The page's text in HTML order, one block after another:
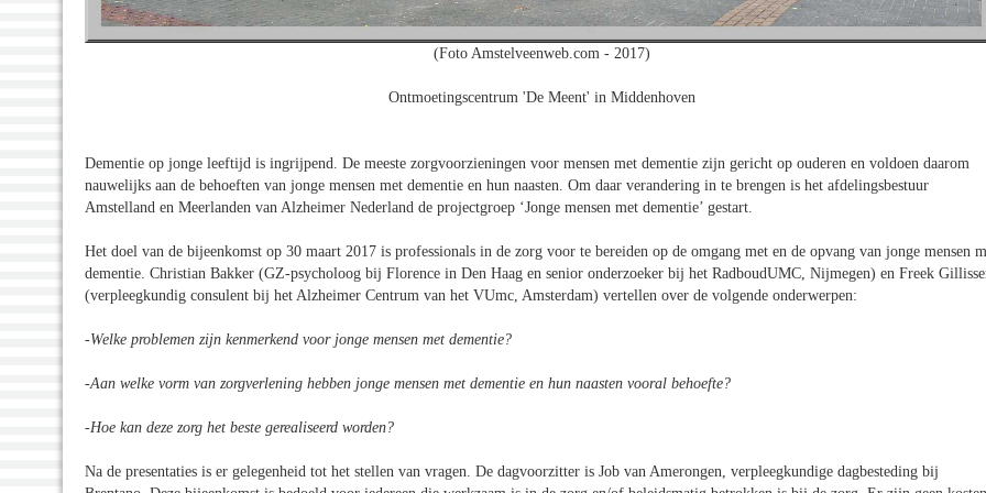
(Foto Amstelveenweb.com - 2017)
Ontmoetingscentrum 'De Meent' in Middenhoven
Dementie op jonge leeftijd is ingrijpend. De meeste zorgvoorzieningen voor mensen met dementie zijn gericht op ouderen en voldoen daarom
nauwelijks aan de behoeften van jonge mensen met dementie en hun naasten. Om daar verandering in te brengen is het afdelingsbestuur
Amstelland en Meerlanden van Alzheimer Nederland de projectgroep ‘Jonge mensen met dementie’ gestart.
Het doel van de bijeenkomst op 30 maart 2017 is professionals in de zorg voor te bereiden op de omgang met en de opvang van jonge mensen
dementie. Christian Bakker (GZ-psycholoog bij Florence in Den Haag en senior onderzoeker bij het RadboudUMC, Nijmegen) en Freek
(verpleegkundig consulent bij het Alzheimer Centrum van het VUmc, Amsterdam) vertellen over de volgende onderwerpen:
-Welke problemen zijn kenmerkend voor jonge mensen met dementie?
-Aan welke vorm van zorgverlening hebben jonge mensen met dementie en hun naasten vooral behoefte?
-Hoe kan deze zorg het beste gerealiseerd worden?
Na de presentaties is er gelegenheid tot het stellen van vragen. De dagvoorzitter is Job van Amerongen, verpleegkundige dagbesteding bij